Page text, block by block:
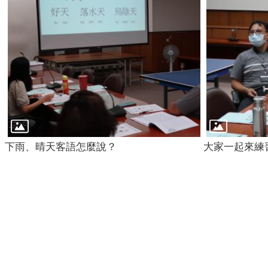
下雨、晴天客語怎麼說？ 大家一起來練